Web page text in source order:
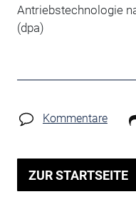
Antriebstechnologie
(dpa)
Kommentare
ZUR STARTSEITE